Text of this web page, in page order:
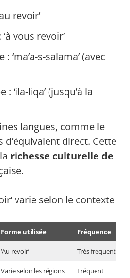
revoir’
vous revoir’
‘ma’a-s-salama’ (avec
‘ila-liqa’ (jusqu’à la
langues, comme le
d’équivalent direct. Cette
richesse culturelle de
varie selon le contexte :
Forme utilisée Fréquence
‘Au revoir’ Très fréquent
Varie selon les régions Fréquent